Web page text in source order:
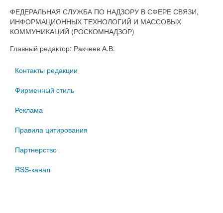
ФЕДЕРАЛЬНАЯ СЛУЖБА ПО НАДЗОРУ В СФЕРЕ СВЯЗИ,
ИНФОРМАЦИОННЫХ ТЕХНОЛОГИЙ И МАССОВЫХ
КОММУНИКАЦИЙ (РОСКОМНАДЗОР)
Главный редактор: Ракчеев А.В.
Контакты редакции
Фирменный стиль
Реклама
Правила цитирования
Партнерство
RSS-канал